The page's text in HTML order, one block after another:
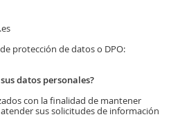
protección de datos o DPO:
datos personales?
con la finalidad de mantener
sus solicitudes de información